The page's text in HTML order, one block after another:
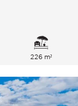
226 m²